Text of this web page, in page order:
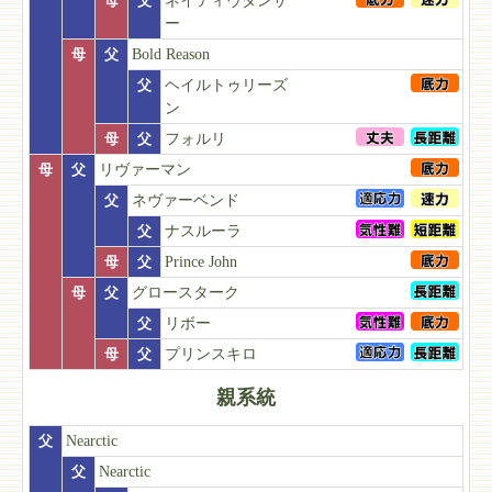
ー
母
父
Bold Reason
父
ヘイルトゥリーズ
ン
母
父
フォルリ
母
父
リヴァーマン
父
ネヴァーベンド
父
ナスルーラ
母
父
Prince John
母
父
グロースターク
父
リボー
母
父 プリンスキロ
親系統
父
Nearctic
父
Nearctic